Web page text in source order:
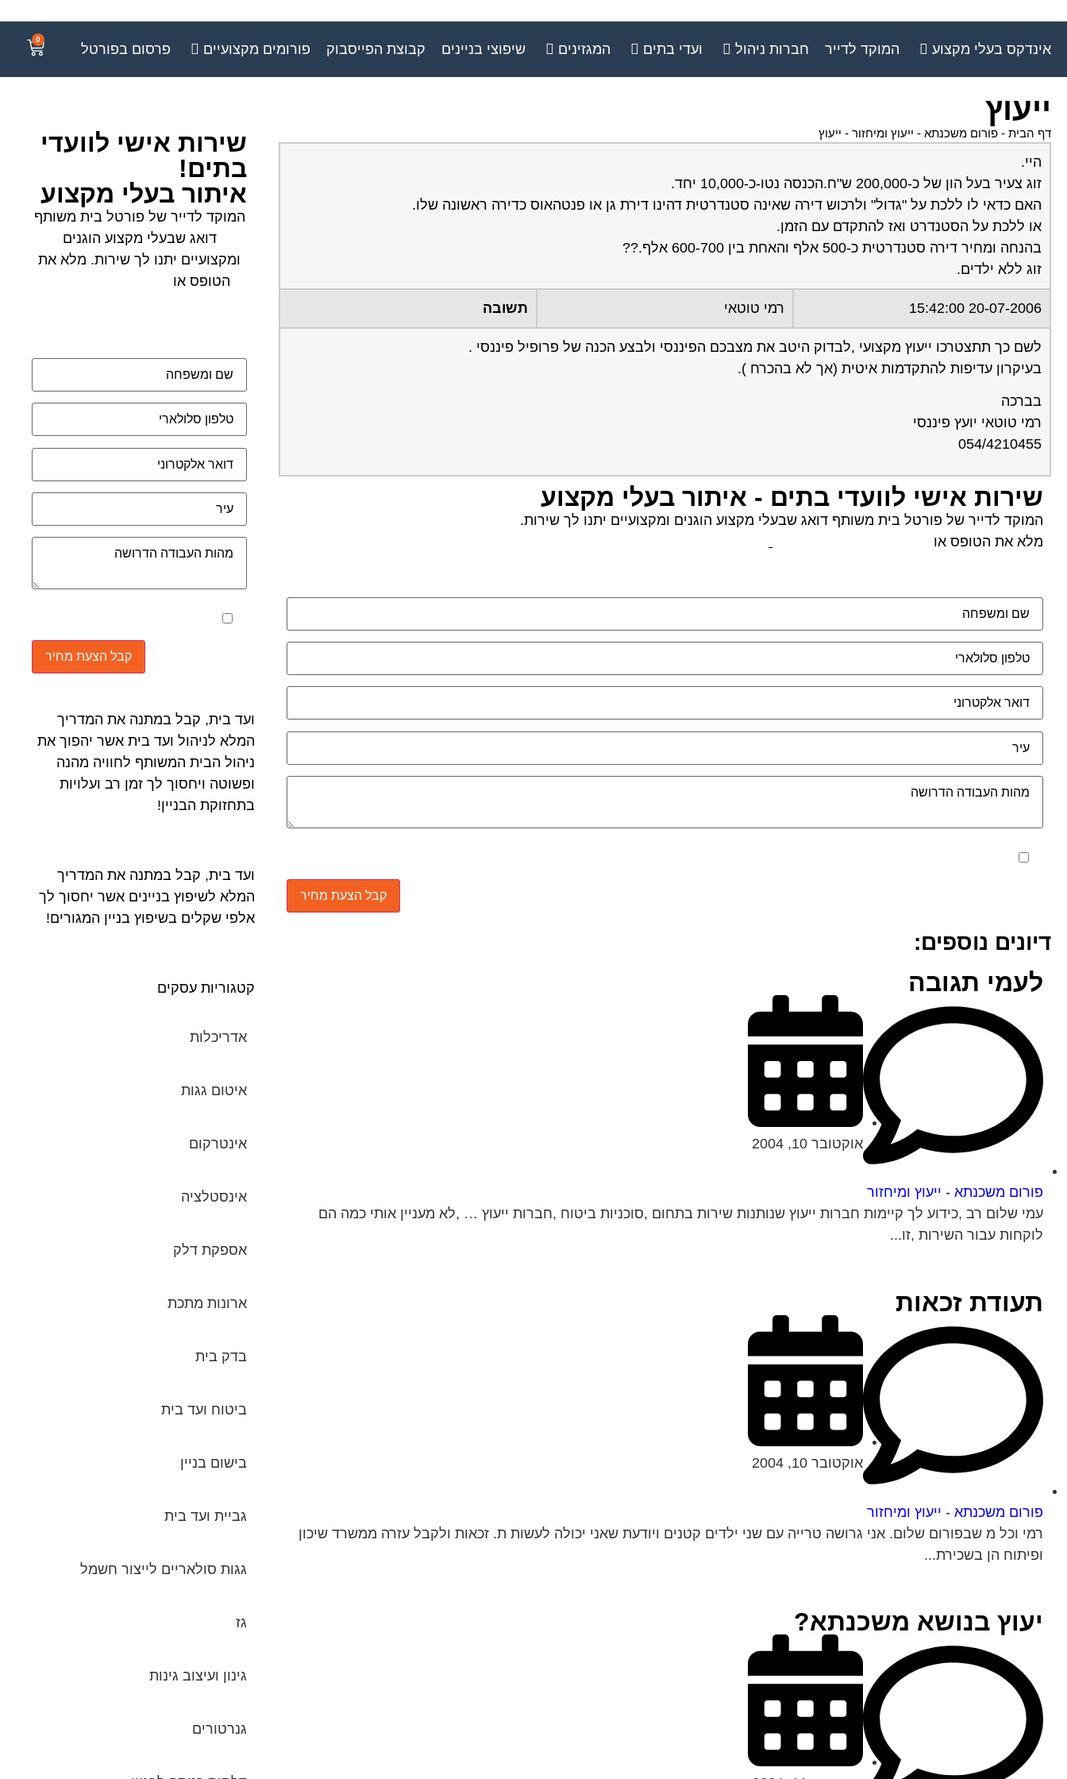
אינדקס בעלי מקצוע המוקד לדייר חברות ניהול ועדי בתים המגזינים שיפוצי בניינים קבוצת הפייסבוק פורומים מקצועיים פרסום בפורטל
0
ייעוץ
דף הבית - פורום משכנתא - ייעוץ ומיחזור - ייעוץ
היי.
זוג צעיר בעל הון של כ-200,000 ש"ח.הכנסה נטו-כ-10,000 יחד.
האם כדאי לו ללכת על "גדול" ולרכוש דירה שאינה סטנדרטית דהינו דירת גן או פנטהאוס כדירה ראשונה שלו.
או ללכת על הסטנדרט ואז להתקדם עם הזמן.
בהנחה ומחיר דירה סטנדרטית כ-500 אלף והאחת בין 600-700 אלף.??
זוג ללא ילדים.
20-07-2006 15:42:00 רמי טוטאי תשובה
לשם כך תתצטרכו ייעוץ מקצועי ,לבדוק היטב את מצבכם הפיננסי ולבצע הכנה של פרופיל פיננסי .
בעיקרון עדיפות להתקדמות איטית (אך לא בהכרח ).
בברכה
רמי טוטאי יועץ פיננסי
054/4210455
שירות אישי לוועדי בתים - איתור בעלי מקצוע
המוקד לדייר של פורטל בית משותף דואג שבעלי מקצוע הוגנים ומקצועיים יתנו לך שירות.
מלא את הטופס או
דיונים נוספים:
לעמי תגובה
פורום משכנתא - ייעוץ ומיחזור
אוקטובר 10, 2004
עמי שלום רב ,כידוע לך קיימות חברות ייעוץ שנותנות שירות בתחום ,סוכניות ביטוח ,חברות ייעוץ … ,לא מעניין אותי כמה הם
לוקחות עבור השירות ,זו...
תעודת זכאות
פורום משכנתא - ייעוץ ומיחזור
אוקטובר 10, 2004
רמי וכל מ שבפורום שלום. אני גרושה טרייה עם שני ילדים קטנים ויודעת שאני יכולה לעשות ת. זכאות ולקבל עזרה ממשרד שיכון
ופיתוח הן בשכירת...
יעוץ בנושא משכנתא?
שירות אישי לוועדי
בתים!
איתור בעלי מקצוע
המוקד לדייר של פורטל בית משותף
דואג שבעלי מקצוע הוגנים
ומקצועיים יתנו לך שירות. מלא את
הטופס או
ועד בית, קבל במתנה את המדריך
המלא לניהול ועד בית אשר יהפוך את
ניהול הבית המשותף לחוויה מהנה
ופשוטה ויחסוך לך זמן רב ועלויות
בתחזוקת הבניין!
ועד בית, קבל במתנה את המדריך
המלא לשיפוץ בניינים אשר יחסוך לך
אלפי שקלים בשיפוץ בניין המגורים!
קטגוריות עסקים
אדריכלות
איטום גגות
אינטרקום
אינסטלציה
אספקת דלק
ארונות מתכת
בדק בית
ביטוח ועד בית
בישום בניין
גביית ועד בית
גגות סולאריים לייצור חשמל
גז
גינון ועיצוב גינות
גנרטורים